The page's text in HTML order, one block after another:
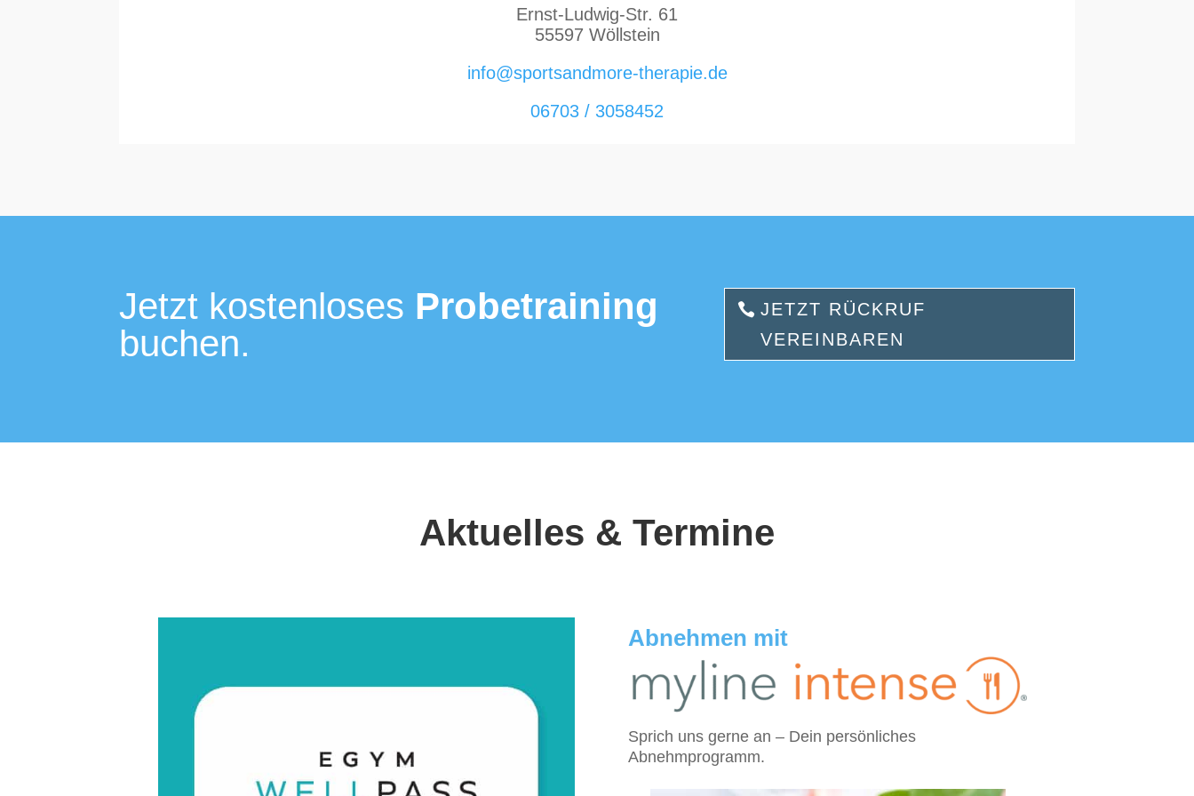
Ernst-Ludwig-Str. 61
55597 Wöllstein
info@sportsandmore-therapie.de
06703 / 3058452
Jetzt kostenloses Probetraining
buchen.
JETZT RÜCKRUF
VEREINBAREN
Aktuelles & Termine
Abnehmen mit
Sprich uns gerne an – Dein persönliches
Abnehmprogramm.